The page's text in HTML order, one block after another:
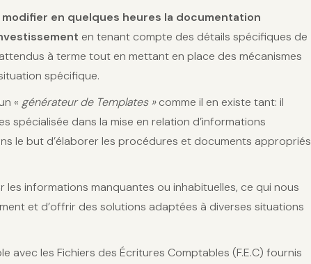
en quelques heures la documentation
en tenant compte des détails spécifiques de
à terme tout en mettant en place des mécanismes
spécifique.
« générateur de Templates »comme il en existe tant: il
spécialisée dans la mise en relation d’informations
le but d’élaborer les procédures et documents appropriés
les informations manquantes ou inhabituelles, ce qui nous
et d’offrir des solutions adaptées à diverses situations
avec les Fichiers des Écritures Comptables (F.E.C) fournis